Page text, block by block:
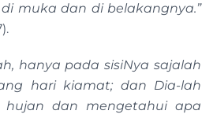
muka dan di belakangnya.”
hanya pada sisiNya sajalah
hari kiamat; dan Dia-lah
hujan dan mengetahui apa